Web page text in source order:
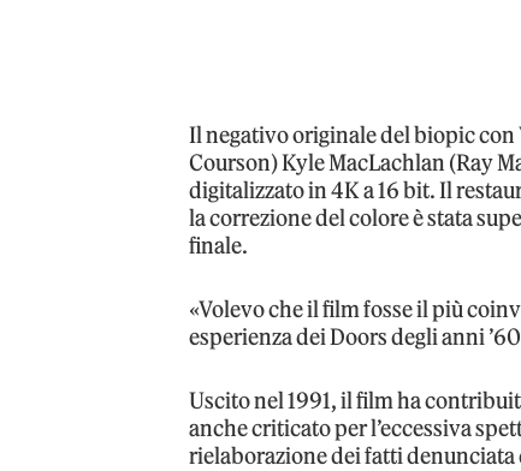
Il negativo originale del biopic
Courson) Kyle MacLachlan (Ray
digitalizzato in 4K a 16 bit. Il
la correzione del colore è stata
finale.
«Volevo che il film fosse il più
esperienza dei Doors degli anni
Uscito nel 1991, il film ha
anche criticato per l’eccessiva
rielaborazione dei fatti